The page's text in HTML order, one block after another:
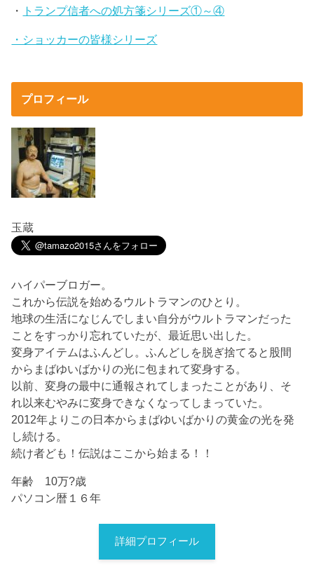
・ トランプ信者への処方箋シリーズ①～④
・ショッカーの皆様シリーズ
プロフィール
玉蔵
ハイパーブロガー。
これから伝説を始めるウルトラマンのひとり。
地球の生活になじんでしまい自分がウルトラマンだった
ことをすっかり忘れていたが、最近思い出した。
変身アイテムはふんどし。ふんどしを脱ぎ捨てると股間
からまばゆいばかりの光に包まれて変身する。
以前、変身の最中に通報されてしまったことがあり、そ
れ以来むやみに変身できなくなってしまっていた。
2012年よりこの日本からまばゆいばかりの黄金の光を発
し続ける。
続け者ども！伝説はここから始まる！！
年齢 10万?歳
パソコン暦１６年
詳細プロフィール